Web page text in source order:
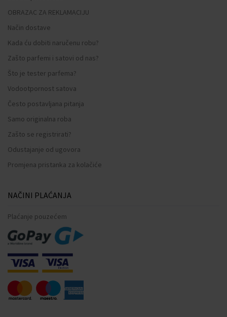
OBRAZAC ZA REKLAMACIJU
Način dostave
Kada ću dobiti naručenu robu?
Zašto parfemi i satovi od nas?
Što je tester parfema?
Vodootpornost satova
Često postavljana pitanja
Samo originalna roba
Zašto se registrirati?
Odustajanje od ugovora
Promjena pristanka za kolačiće
NAČINI PLAĆANJA
Plaćanje pouzećem